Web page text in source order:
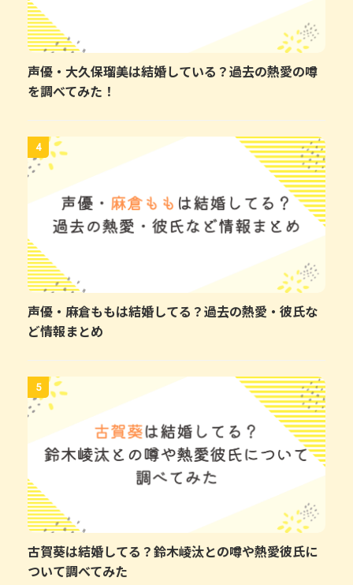
声優・大久保瑠美は結婚している？過去の熱愛の噂
を調べてみた！
4
声優・麻倉ももは結婚してる？過去の熱愛・彼氏な
ど情報まとめ
5
古賀葵は結婚してる？鈴木崚汰との噂や熱愛彼氏に
ついて調べてみた